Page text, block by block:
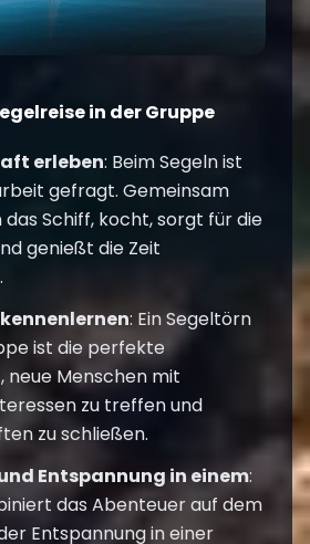
in der Gruppe
erleben: Beim Segeln ist
gefragt. Gemeinsam
Schiff, kocht, sorgt für die
genießt die Zeit
: Ein Segeltörn
ist die perfekte
neue Menschen mit
zu treffen und
zu schließen.
Entspannung in einem:
das Abenteuer auf dem
Entspannung in einer